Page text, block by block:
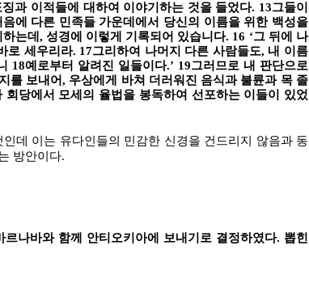
과 이적들에 대하여 이야기하는 것을 들었다. 13그들이
에 다른 민족들 가운데에서 당신의 이름을 위한 백성을
는데, 성경에 이렇게 기록되어 있습니다. 16 ‘그 뒤에 나
세우리라. 17그리하여 나머지 다른 사람들도, 내 이름
예로부터 알려진 일들이다.’ 19그러므로 내 판단으로
를 보내어, 우상에게 바쳐 더러워진 음식과 불륜과 목 졸
당에서 모세의 율법을 봉독하여 선포하는 이들이 있었
데 이는 유다인들의 민감한 신경을 건드리지 않음과 동
방안이다.
나바와 함께 안티오키아에 보내기로 결정하였다. 뽑힌